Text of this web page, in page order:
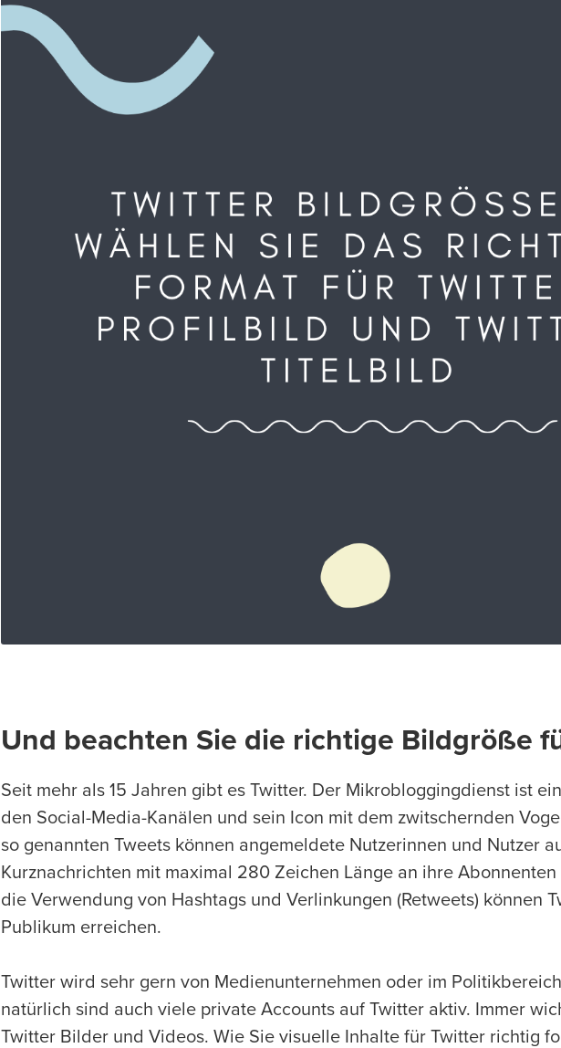
Und beachten Sie die richtige Bildgröße
Seit mehr als 15 Jahren gibt es Twitter. Der Mikrobloggingdienst ist
den Social-Media-Kanälen und sein Icon mit dem zwitschernden
so genannten Tweets können angemeldete Nutzerinnen und Nutzer
Kurznachrichten mit maximal 280 Zeichen Länge an ihre
die Verwendung von Hashtags und Verlinkungen (Retweets) können
Publikum erreichen.
Twitter wird sehr gern von Medienunternehmen oder im
natürlich sind auch viele private Accounts auf Twitter aktiv. Immer
Twitter Bilder und Videos. Wie Sie visuelle Inhalte für Twitter richtig